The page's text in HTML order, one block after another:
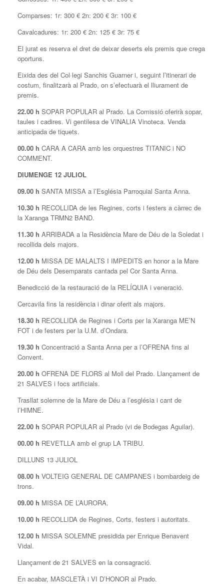
Comparses: 1r: 300 € 2n: 200 € 3r: 100 €
Cavalcadures: 1r: 200 € 2n: 125 € 3r: 75 €
El jurat es reserva el dret de deixar deserts els premis que crega
oportuns.
Eixida des del Col·legi Sanchis Guarner i, seguint l’itinerari de
costum, finalitzarà al Prado, on s’efectuarà el lliurament de
premis.
22.00 h SOPAR POPULAR al Prado. La Comissió oferirà sopar,
taules i cadires. Vi gentilesa de VINALIA Vinoteca. Venda
anticipada de tiquets.
00.00 h CARA A CARA amb les orquestres TITANIC i NO
COMMENT.
DIUMENGE 12 JULIOL
09.00 h SANTA MISSA a l’Església Parroquial Santa Anna.
10.30 h RECOLLIDA de les Regines, corts i festers a càrrec de
la Xaranga TRMN2 BAND.
11.30 h ARRIBADA a la Residència Mare de Déu de la Soledat i
recollida dels majors.
12.00 h MISSA DE MALALTS I IMPEDITS en honor a la Mare
de Déu dels Desemparats cantada pel Cor Santa Anna.
Benedicció de la restauració de la RELÍQUIA i veneració.
Cercavila fins la residència i dinar oferit als majors.
18.30 h RECOLLIDA de Regines i Corts per la Xaranga ME’N
FOT i de festers per la U.M. d’Ondara.
19.30 h Concentració a Santa Anna per a l’OFRENA fins al
Convent.
20.00 h OFRENA DE FLORS al Moll del Prado. Llançament de
21 SALVES i focs artificials.
Trasllat solemne de la Mare de Déu a l’església i cant de
l’HIMNE.
22.00 h SOPAR POPULAR al Prado (vi de Bodegas Aguilar).
00.00 h REVETLLA amb el grup LA TRIBU.
DILLUNS 13 JULIOL
08.00 h VOLTEIG GENERAL DE CAMPANES i bombardeig de
trons.
09.00 h MISSA DE L’AURORA.
10.00 h RECOLLIDA de Regines, Corts, festers i autoritats.
12.00 h MISSA SOLEMNE presidida per Enrique Benavent
Vidal.
Llançament de 21 SALVES en la consagració.
En acabar, MASCLETÀ i VI D’HONOR al Prado.